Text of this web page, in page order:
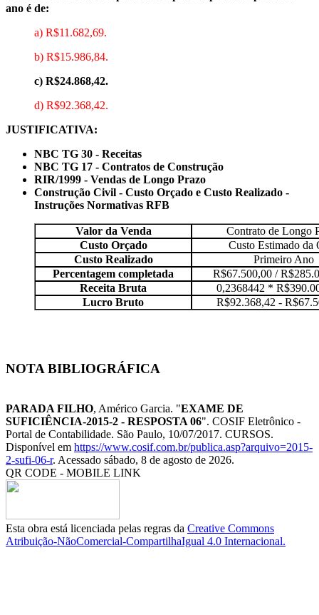
ano é de:
a) R$11.682,69.
b) R$15.986,84.
c) R$24.868,42.
d) R$92.368,42.
JUSTIFICATIVA:
NBC TG 30 - Receitas
NBC TG 17 - Contratos de Construção
RIR/1999 - Vendas de Longo Prazo
Construção Civil - Custo Orçado e Custo Realizado -
Instruções Normativas RFB
Valor da Venda
Contrato de Longo
Custo Orçado
Custo Estimado da
Custo Realizado
Primeiro Ano
Percentagem completada
R$67.500,00 /
Receita Bruta
0,2368442 *
Lucro Bruto
R$92.368,42 -
NOTA BIBLIOGRÁFICA
PARADA FILHO, Américo Garcia. "EXAME DE
SUFICIÊNCIA-2015-2 - RESPOSTA 06". COSIF Eletrônico -
Portal de Contabilidade. São Paulo, 10/07/2017. CURSOS.
Disponível em https://www.cosif.com.br/publica.asp?arquivo=2015-
2-sufi-06-r. Acessado sábado, 8 de agosto de 2026.
QR CODE - MOBILE LINK
Esta obra está licenciada pelas regras da Creative Commons
Atribuição-NãoComercial-CompartilhaIgual 4.0 Internacional.